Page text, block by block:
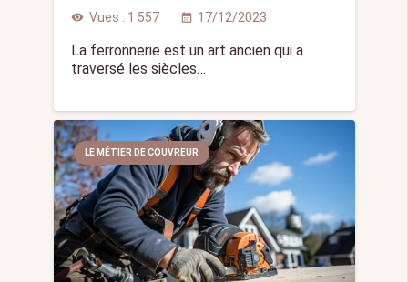
visibility Vues : 1 557 calendar_month 17/12/2023
La ferronnerie est un art ancien qui a
traversé les siècles…
LE MÉTIER DE COUVREUR